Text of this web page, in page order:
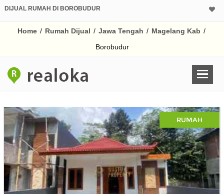
DIJUAL RUMAH DI BOROBUDUR
Home / Rumah Dijual / Jawa Tengah / Magelang Kab /
Borobudur
RUMAH